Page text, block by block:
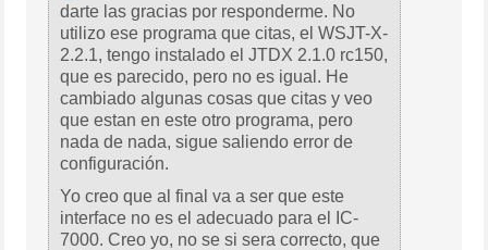
darte las gracias por responderme. No
utilizo ese programa que citas, el WSJT-X-
2.2.1, tengo instalado el JTDX 2.1.0 rc150,
que es parecido, pero no es igual. He
cambiado algunas cosas que citas y veo
que estan en este otro programa, pero
nada de nada, sigue saliendo error de
configuración.
Yo creo que al final va a ser que este
interface no es el adecuado para el IC-
7000. Creo yo, no se si sera correcto, que